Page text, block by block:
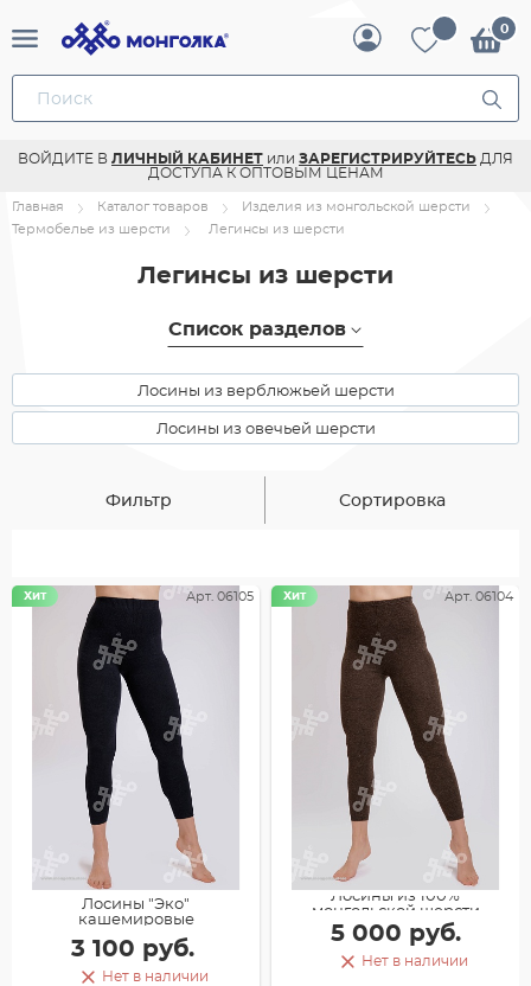
ВОЙДИТЕ В ЛИЧНЫЙ КАБИНЕТ или ЗАРЕГИСТРИРУЙТЕСЬ ДЛЯ
ДОСТУПА К ОПТОВЫМ ЦЕНАМ
Главная Каталог товаров
Изделия из монгольской шерсти
Термобелье из шерсти
Легинсы из шерсти
Легинсы из шерсти
Список разделов
Лосины из верблюжьей шерсти
Лосины из овечьей шерсти
Фильтр Сортировка
Арт. 06105
Хит
Лосины "Эко"
кашемировые
3 100 руб.
Нет в наличии
Арт. 06104
Хит
Лосины из 100%
монгольской шерсти
5 000 руб.
Нет в наличии